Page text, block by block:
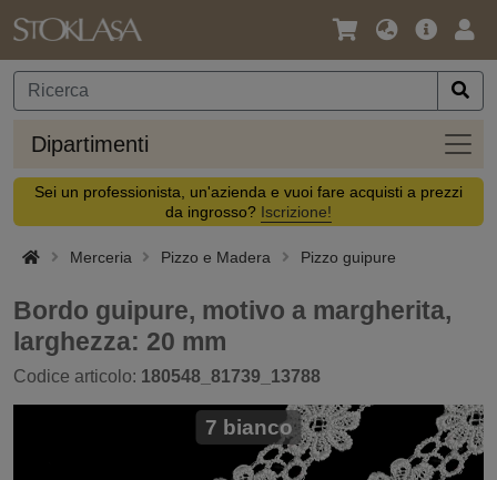
Lingua
Valuta
Offerta
Dipartimenti
Sei un professionista, un'azienda e vuoi fare acquisti a prezzi
da ingrosso? Iscrizione!
Merceria Pizzo e Madera Pizzo guipure
Bordo guipure, motivo a margherita,
larghezza: 20 mm
Codice articolo: 180548_81739_13788
7 bianco